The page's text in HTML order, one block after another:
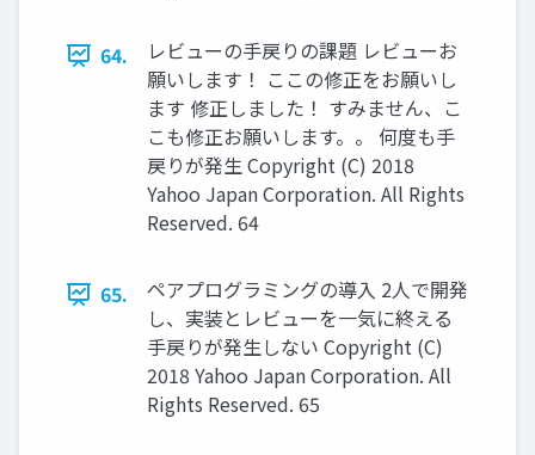
64.
レビューの手戻りの課題 レビューお
願いします！ ここの修正をお願いし
ます 修正しました！ すみません、こ
こも修正お願いします。。 何度も手
戻りが発生 Copyright (C) 2018
Yahoo Japan Corporation. All Rights
Reserved. 64
65.
ペアプログラミングの導入 2人で開発
し、実装とレビューを一気に終える
手戻りが発生しない Copyright (C)
2018 Yahoo Japan Corporation. All
Rights Reserved. 65